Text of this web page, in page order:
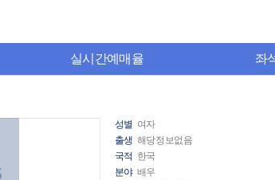
실시간예매율 좌
성별 여자
출생 해당정보없음
국적 한국
분야 배우